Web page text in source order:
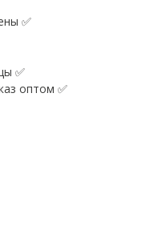
✅
✅
оптом ✅